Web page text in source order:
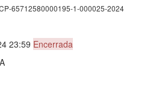
65712580000195-1-000025-2024
23:59 Encerrada